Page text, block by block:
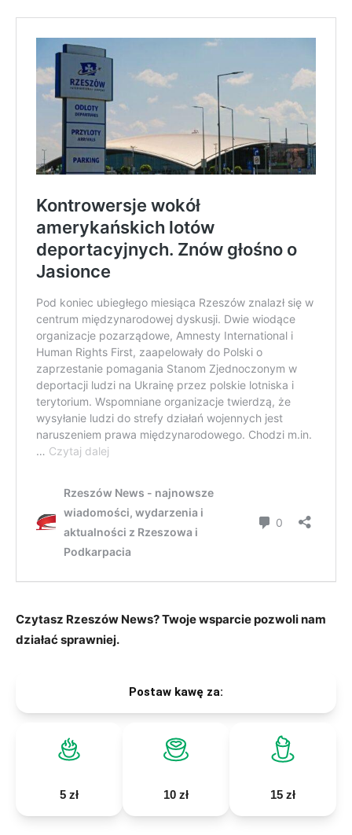
Czytasz Rzeszów News? Twoje wsparcie pozwoli nam
działać sprawniej.
Postaw kawę za:
5 zł 10 zł 15 zł